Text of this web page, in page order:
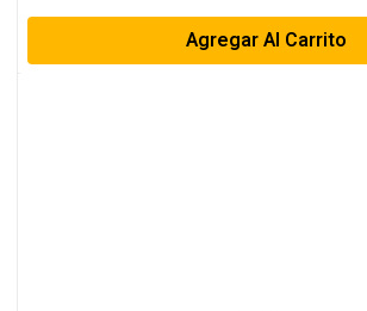
Agregar Al Carrito